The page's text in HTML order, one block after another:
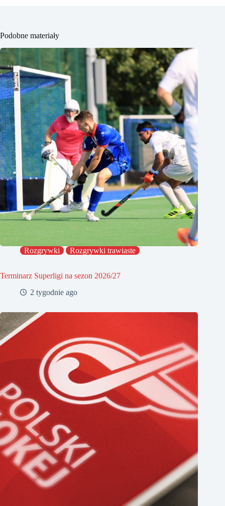
Podobne materiały
Rozgrywki Rozgrywki trawiaste
Terminarz Superligi na sezon 2026/27
2 tygodnie ago